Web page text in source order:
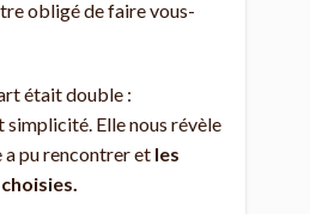
obligé de faire vous-
était double :
simplicité. Elle nous révèle
a pu rencontrer et les